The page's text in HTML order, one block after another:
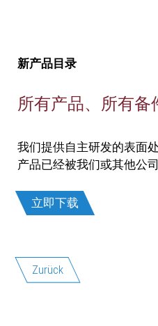
新产品目录
所有产品、所有备
我们提供自主研发的表面
产品已经被我们或其他公
立即下载
Zurück